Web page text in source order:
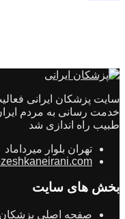
خدمت رسانی به مردم
طبیب راه اندازی شد
تهران بلوار میرداماد
بخش های سایت
صفحه اصلی پزشکان